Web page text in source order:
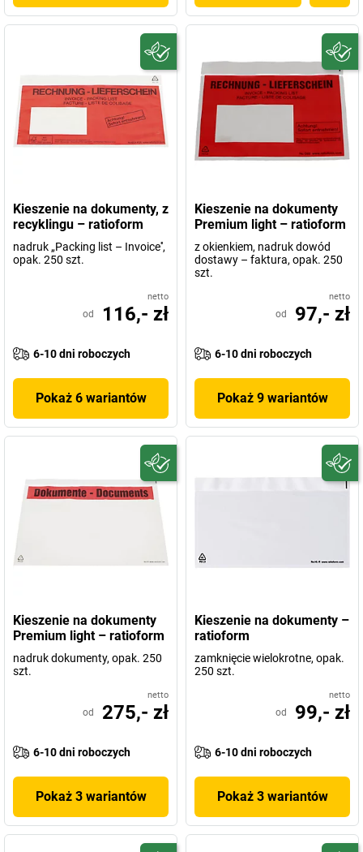
Kieszenie na dokumenty, z
recyklingu – ratioform
nadruk „Packing list – Invoice'',
opak. 250 szt.
netto
od 116,- zł
6-10 dni roboczych
Pokaż 6 wariantów
Kieszenie na dokumenty
Premium light – ratioform
z okienkiem, nadruk dowód
dostawy – faktura, opak. 250
szt.
netto
od 97,- zł
6-10 dni roboczych
Pokaż 9 wariantów
Kieszenie na dokumenty
Premium light – ratioform
nadruk dokumenty, opak. 250
szt.
netto
od 275,- zł
6-10 dni roboczych
Pokaż 3 wariantów
Kieszenie na dokumenty –
ratioform
zamknięcie wielokrotne, opak.
250 szt.
netto
od 99,- zł
6-10 dni roboczych
Pokaż 3 wariantów